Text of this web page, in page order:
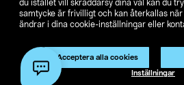
du istället vill skräddarsy dina val kan du
samtycke är frivilligt och kan återkallas
ändrar i dina cookie-inställningar eller
Acceptera alla cookies
Inställningar
Köpvillkor Privacy statement